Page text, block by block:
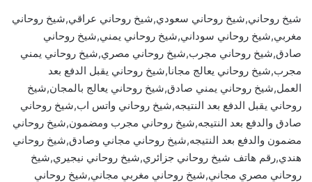
شيخ روحاني,شيخ روحاني سعودي,شيخ روحاني عراقي,شيخ روحاني
مغربي,شيخ روحاني سوداني,شيخ روحاني يمني,شيخ روحاني
صادق,شيخ روحاني مجرب,شيخ روحاني مصري,شيخ روحاني يمني
مجرب,شيخ روحاني يعالج مجانا,شيخ روحاني يقبل الدفع بعد
العمل,شيخ روحاني يمني صادق,شيخ روحاني يعالج بالمجان,شيخ
روحاني يقبل الدفع بعد النتيجه,شيخ روحاني واتس اب,شيخ روحاني
صادق والدفع بعد النتيجه,شيخ روحاني مجرب ومضمون,شيخ روحاني
مضمون والدفع بعد النتيجه,شيخ روحاني مجاني وصادق,شيخ روحاني
هندي,رقم هاتف شيخ روحاني جزائري,شيخ روحاني نيجيري,شيخ
روحاني مصري مجاني,شيخ روحاني مغربي مجاني,شيخ روحاني